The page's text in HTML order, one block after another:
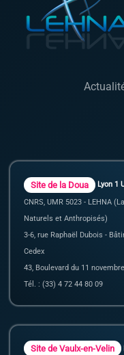
Site de la Doua
Lyon 1
CNRS, UMR 5023 - LEHNA
Naturels et Anthropisés)
3-6, rue Raphaël Dubois -
Cedex
43, Boulevard du 11
Tél. : (33) 4 72 44 80 09
Site de Vaulx-en-Velin